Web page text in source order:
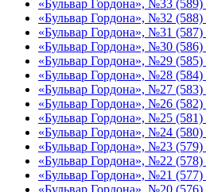
«Бульвар Гордона», №33 (589)
«Бульвар Гордона», №32 (588)
«Бульвар Гордона», №31 (587)
«Бульвар Гордона», №30
«Бульвар Гордона», №29
«Бульвар Гордона», №28
«Бульвар Гордона», №27
«Бульвар Гордона», №26
«Бульвар Гордона», №25
«Бульвар Гордона», №24
«Бульвар Гордона», №23
«Бульвар Гордона», №22
«Бульвар Гордона», №21 (577)
«Бульвар Гордона», №20 (576)